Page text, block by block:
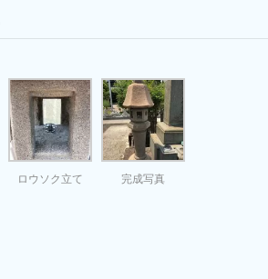
ロウソク立て 完成写真